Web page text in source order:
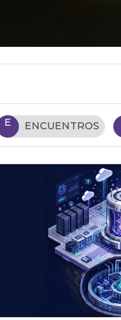
E ENCUENTROS